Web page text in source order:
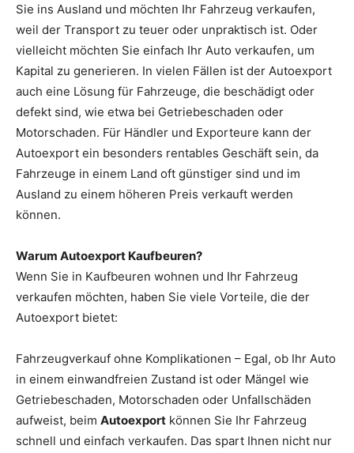
Sie ins Ausland und möchten Ihr Fahrzeug verkaufen,
weil der Transport zu teuer oder unpraktisch ist. Oder
vielleicht möchten Sie einfach Ihr Auto verkaufen, um
Kapital zu generieren. In vielen Fällen ist der Autoexport
auch eine Lösung für Fahrzeuge, die beschädigt oder
defekt sind, wie etwa bei Getriebeschaden oder
Motorschaden. Für Händler und Exporteure kann der
Autoexport ein besonders rentables Geschäft sein, da
Fahrzeuge in einem Land oft günstiger sind und im
Ausland zu einem höheren Preis verkauft werden
können.
Warum Autoexport Kaufbeuren?
Wenn Sie in Kaufbeuren wohnen und Ihr Fahrzeug
verkaufen möchten, haben Sie viele Vorteile, die der
Autoexport bietet:
Fahrzeugverkauf ohne Komplikationen – Egal, ob Ihr Auto
in einem einwandfreien Zustand ist oder Mängel wie
Getriebeschaden, Motorschaden oder Unfallschäden
aufweist, beim Autoexport können Sie Ihr Fahrzeug
schnell und einfach verkaufen. Das spart Ihnen nicht nur